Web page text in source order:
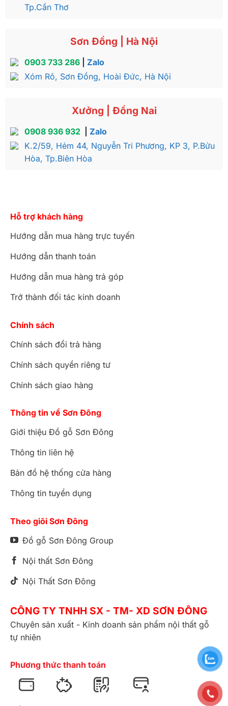
Tp.Cần Thơ
Sơn Đồng | Hà Nội
0903 733 286| Zalo
Xóm Rô, Sơn Đồng, Hoài Đức, Hà Nội
Xưởng | Đồng Nai
0908 936 932
Zalo
K.2/59, Hẻm 44, Nguyễn Tri Phương, KP 3, P.Bửu
Hòa, Tp.Biên Hòa
Hỗ trợ khách hàng
Hướng dẫn mua hàng trực tuyến
Hướng dẫn thanh toán
Hướng dẫn mua hàng trả góp
Trở thành đối tác kinh doanh
Chính sách
Chính sách đổi trả hàng
Chính sách quyền riêng tư
Chính sách giao hàng
Thông tin về Sơn Đông
Giới thiệu Đồ gỗ Sơn Đông
Thông tin liên hệ
Bản đồ hệ thống cửa hàng
Thông tin tuyển dụng
Theo giõi Sơn Đông
Đồ gỗ Sơn Đông Group
Nội thất Sơn Đông
Nội Thất Sơn Đông
CÔNG TY TNHH SX - TM- XD SƠN ĐÔNG
Chuyên sản xuất - Kinh doanh sản phẩm nội thất gỗ
tự nhiên
Phương thức thanh toán